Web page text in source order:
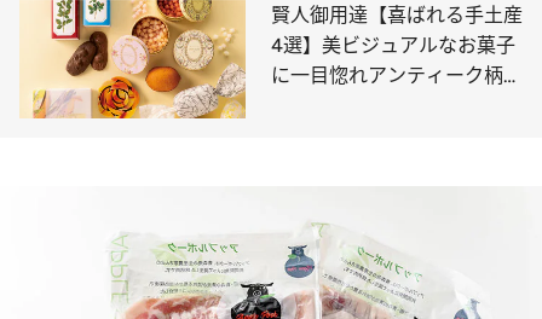
賢人御用達【喜ばれる手土産
4選】美ビジュアルなお菓子
に一目惚れアンティーク柄、